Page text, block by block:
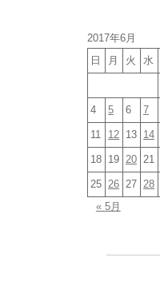
2017年6月
日
月 火 水
4 5 6 7
11 12 13 14
18 19 20 21
25 26 27 28
« 5月